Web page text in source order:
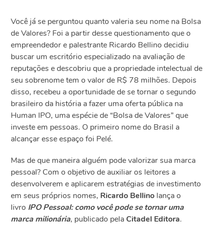
Você já se perguntou quanto valeria seu nome na Bolsa
de Valores? Foi a partir desse questionamento que o
empreendedor e palestrante Ricardo Bellino decidiu
buscar um escritório especializado na avaliação de
reputações e descobriu que a propriedade intelectual de
seu sobrenome tem o valor de R$ 78 milhões. Depois
disso, recebeu a oportunidade de se tornar o segundo
brasileiro da história a fazer uma oferta pública na
Human IPO, uma espécie de “Bolsa de Valores” que
investe em pessoas. O primeiro nome do Brasil a
alcançar esse espaço foi Pelé.
Mas de que maneira alguém pode valorizar sua marca
pessoal? Com o objetivo de auxiliar os leitores a
desenvolverem e aplicarem estratégias de investimento
em seus próprios nomes, Ricardo Bellino lança o
livro IPO Pessoal: como você pode se tornar uma
marca milionária, publicado pela Citadel Editora.